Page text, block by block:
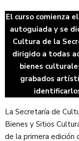
El curso comienza
autoguiada y se
Cultura de la
dirigido a todas
bienes
grabados
La Secretaría de
Bienes y Sitios
de la primera edición